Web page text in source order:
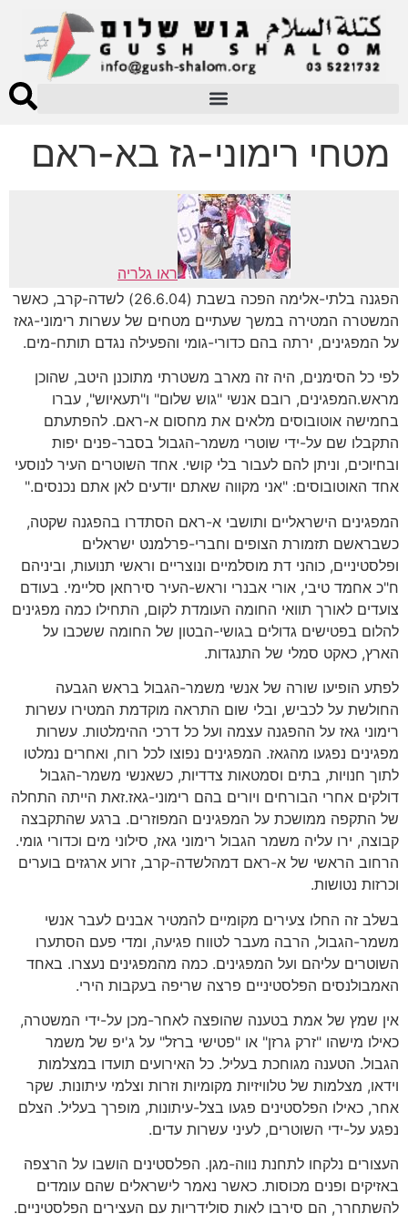
מטחי רימוני-גז בא-ראם
ראו גלריה
הפגנה בלתי-אלימה הפכה בשבת (26.6.04) לשדה-קרב, כאשר
המשטרה המטירה במשך שעתיים מטחים של עשרות רימוני-גאז
על המפגינים, ירתה בהם כדורי-גומי והפעילה נגדם תותח-מים.
לפי כל הסימנים, היה זה מארב משטרתי מתוכנן היטב, שהוכן
מראש.המפגינים, רובם אנשי "גוש שלום" ו"תעאיוש", עברו
בחמישה אוטובוסים מלאים את מחסום א-ראם. להפתעתם
התקבלו שם על-ידי שוטרי משמר-הגבול בסבר-פנים יפות
ובחיוכים, וניתן להם לעבור בלי קושי. אחד השוטרים העיר לנוסעי
אחד האוטובוסים: "אני מקווה שאתם יודעים לאן אתם נכנסים."
המפגינים הישראליים ותושבי א-ראם הסתדרו בהפגנה שקטה,
כשבראשם תזמורת הצופים וחברי-פרלמנט ישראלים
ופלסטיניים, כוהני דת מוסלמיים ונוצריים וראשי תנועות, וביניהם
ח"כ אחמד טיבי, אורי אבנרי וראש-העיר סירחאן סליימי. בעודם
צועדים לאורך תוואי החומה העומדת לקום, התחילו כמה מפגינים
להלום בפטישים גדולים בגושי-הבטון של החומה ששכבו על
הארץ, כאקט סמלי של התנגדות.
לפתע הופיעו שורה של אנשי משמר-הגבול בראש הגבעה
החולשת על לכביש, ובלי שום התראה מוקדמת המטירו עשרות
רימוני גאז על ההפגנה עצמה ועל כל דרכי ההימלטות. עשרות
מפגינים נפגעו מהגאז. המפגינים נפוצו לכל רוח, ואחרים נמלטו
לתוך חנויות, בתים וסמטאות צדדיות, כשאנשי משמר-הגבול
דולקים אחרי הבורחים ויורים בהם רימוני-גאז.זאת הייתה התחלה
של התקפה ממושכת על המפגינים המפוזרים. ברגע שהתקבצה
קבוצה, ירו עליה משמר הגבול רימוני גאז, סילוני מים וכדורי גומי.
הרחוב הראשי של א-ראם דמהלשדה-קרב, זרוע ארגזים בוערים
וכרזות נטושות.
בשלב זה החלו צעירים מקומיים להמטיר אבנים לעבר אנשי
משמר-הגבול, הרבה מעבר לטווח פגיעה, ומדי פעם הסתערו
השוטרים עליהם ועל המפגינים. כמה מהמפגינים נעצרו. באחד
האמבולנסים הפלסטיניים פרצה שריפה בעקבות הירי.
אין שמץ של אמת בטענה שהופצה לאחר-מכן על-ידי המשטרה,
כאילו מישהו "זרק גרזן" או "פטישי ברזל" על ג'יפ של משמר
הגבול. הטענה מגוחכת בעליל. כל האירועים תועדו במצלמות
וידאו, מצלמות של טלוויזיות מקומיות וזרות וצלמי עיתונות. שקר
אחר, כאילו הפלסטינים פגעו בצל-עיתונות, מופרך בעליל. הצלם
נפגע על-ידי השוטרים, לעיני עשרות עדים.
העצורים נלקחו לתחנת נווה-מגן. הפלסטינים הושבו על הרצפה
באזיקים ופנים מכוסות. כאשר נאמר לישראלים שהם עומדים
להשתחרר, הם סירבו לאות סולידריות עם העצירים הפלסטיניים.